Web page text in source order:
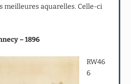
meilleures aquarelles. Celle-ci
– 1896
RW46
6